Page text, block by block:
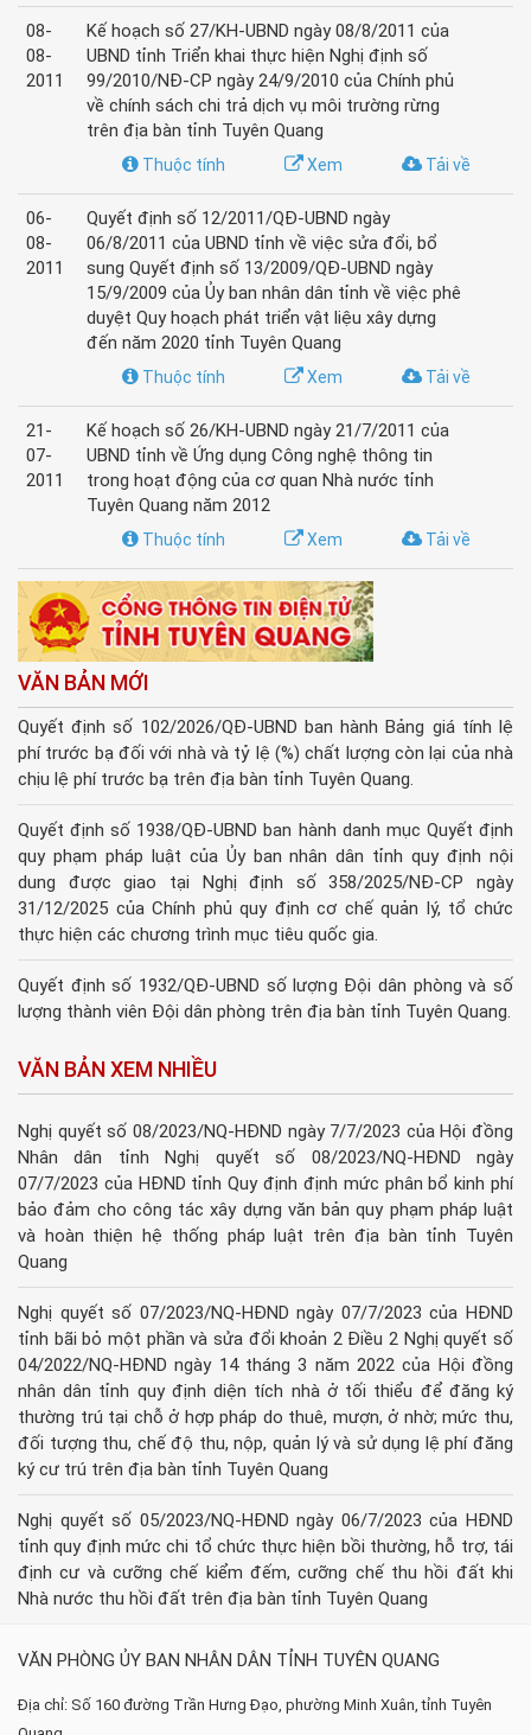
08-
08-
2011
Kế hoạch số 27/KH-UBND ngày 08/8/2011 của
UBND tỉnh Triển khai thực hiện Nghị định số
99/2010/NĐ-CP ngày 24/9/2010 của Chính phủ
về chính sách chi trả dịch vụ môi trường rừng
trên địa bàn tỉnh Tuyên Quang
Tải về
Xem
Thuộc tính
06-
08-
2011
Quyết định số 12/2011/QĐ-UBND ngày
06/8/2011 của UBND tỉnh về việc sửa đổi, bổ
sung Quyết định số 13/2009/QĐ-UBND ngày
15/9/2009 của Ủy ban nhân dân tỉnh về việc phê
duyệt Quy hoạch phát triển vật liệu xây dựng
đến năm 2020 tỉnh Tuyên Quang
Tải về
Xem
Thuộc tính
21-
07-
2011
Kế hoạch số 26/KH-UBND ngày 21/7/2011 của
UBND tỉnh về Ứng dụng Công nghệ thông tin
trong hoạt động của cơ quan Nhà nước tỉnh
Tuyên Quang năm 2012
Tải về
Xem
Thuộc tính
VĂN BẢN MỚI
Quyết định số 102/2026/QĐ-UBND ban hành Bảng giá tính lệ
phí trước bạ đối với nhà và tỷ lệ (%) chất lượng còn lại của nhà
chịu lệ phí trước bạ trên địa bàn tỉnh Tuyên Quang.
Quyết định số 1938/QĐ-UBND ban hành danh mục Quyết định
quy phạm pháp luật của Ủy ban nhân dân tỉnh quy định nội
dung được giao tại Nghị định số 358/2025/NĐ-CP ngày
31/12/2025 của Chính phủ quy định cơ chế quản lý, tổ chức
thực hiện các chương trình mục tiêu quốc gia.
Quyết định số 1932/QĐ-UBND số lượng Đội dân phòng và số
lượng thành viên Đội dân phòng trên địa bàn tỉnh Tuyên Quang.
VĂN BẢN XEM NHIỀU
Nghị quyết số 08/2023/NQ-HĐND ngày 7/7/2023 của Hội đồng
Nhân dân tỉnh Nghị quyết số 08/2023/NQ-HĐND ngày
07/7/2023 của HĐND tỉnh Quy định định mức phân bổ kinh phí
bảo đảm cho công tác xây dựng văn bản quy phạm pháp luật
và hoàn thiện hệ thống pháp luật trên địa bàn tỉnh Tuyên
Quang
Nghị quyết số 07/2023/NQ-HĐND ngày 07/7/2023 của HĐND
tỉnh bãi bỏ một phần và sửa đổi khoản 2 Điều 2 Nghị quyết số
04/2022/NQ-HĐND ngày 14 tháng 3 năm 2022 của Hội đồng
nhân dân tỉnh quy định diện tích nhà ở tối thiểu để đăng ký
thường trú tại chỗ ở hợp pháp do thuê, mượn, ở nhờ; mức thu,
đối tượng thu, chế độ thu, nộp, quản lý và sử dụng lệ phí đăng
ký cư trú trên địa bàn tỉnh Tuyên Quang
Nghị quyết số 05/2023/NQ-HĐND ngày 06/7/2023 của HĐND
tỉnh quy định mức chi tổ chức thực hiện bồi thường, hỗ trợ, tái
định cư và cưỡng chế kiểm đếm, cưỡng chế thu hồi đất khi
Nhà nước thu hồi đất trên địa bàn tỉnh Tuyên Quang
VĂN PHÒNG ỦY BAN NHÂN DÂN TỈNH TUYÊN QUANG
Địa chỉ: Số 160 đường Trần Hưng Đạo, phường Minh Xuân, tỉnh Tuyên